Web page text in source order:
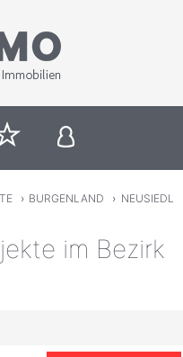
› BURGENLAND › NEUSIEDL
im Bezirk